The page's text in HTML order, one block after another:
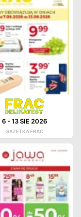
6-13 SIE 2026
GAZETKA FRAC